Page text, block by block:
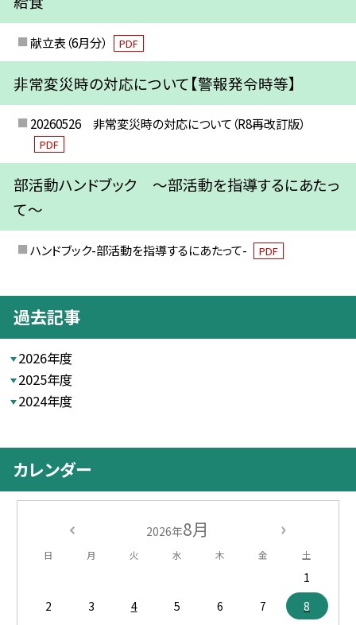
献立表（6月分） PDF
非常変災時の対応について【警報発令時等】
20260526 非常変災時の対応について（R8再改訂版）
PDF
部活動ハンドブック ～部活動を指導するにあたっ
て～
ハンドブック-部活動を指導するにあたって- PDF
過去記事
2026年度
2025年度
2024年度
カレンダー
2026年8月
日 月 火 水 木 金 土
1
2
3 4 5 6 7
8